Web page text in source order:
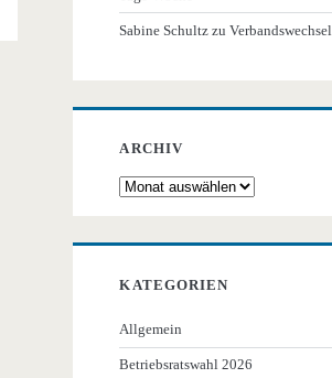
Sabine Schultz zuVerbandswechsel
ARCHIV
Archiv
KATEGORIEN
Allgemein
Betriebsratswahl 2026